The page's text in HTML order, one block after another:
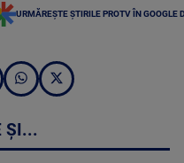
URMĂREȘTE ȘTIRILE PROTV ÎN GOOGLE
ȘI...